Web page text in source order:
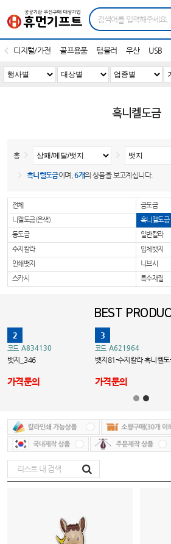
디지털/가전 골프용품 텀블러 우산 USB
흑니켈도금
홈
흑니켈도금이며,6개의 상품을 보고계십니다.
전체
금도금
니켈도금(은색)
흑니켈도금
동도금
일반칼라
수지칼라
입체뱃지
인쇄뱃지
니브시
스카시
특수재질
BEST
2
코드 A834130
뱃지_346
가격문의
3
코드 A621964
뱃지81-수지칼라 흑니켈도
가격문의